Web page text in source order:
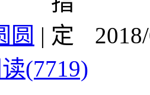
圆 |
(7719)